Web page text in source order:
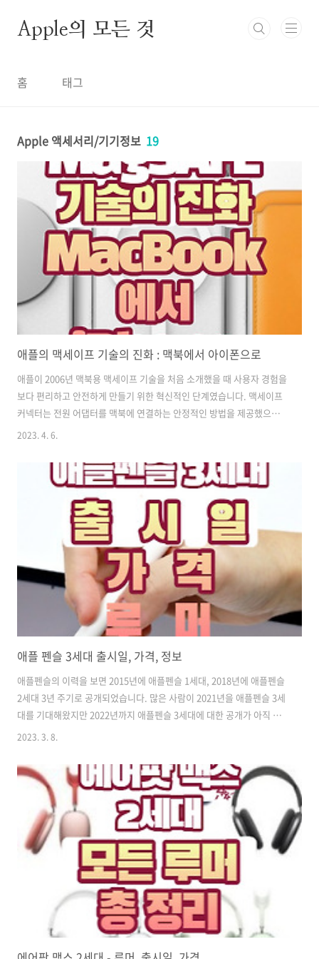
Apple의 모든 것
홈 태그
Apple 액세서리/기기정보 19
애플의 맥세이프 기술의 진화 : 맥북에서 아이폰으로
애플이 2006년 맥북용 맥세이프 기술을 처음 소개했을 때 사용자 경험을
보다 편리하고 안전하게 만들기 위한 혁신적인 단계였습니다. 맥세이프
커넥터는 전원 어댑터를 맥북에 연결하는 안정적인 방법을 제공했으며
코드에 걸려 넘어져 기기가 손상될 위험이 없습니다. 수년 동안 애플은
은 다른 제품까지 확장했습니다. 오늘은 맥북에서 아이폰에 이르기까지
애플의 맥세이프 기술의 진화를 살펴보겠습니다. MacBook용
MagSafe 맥세이프의 첫 번째 버전은 MacBook Pro와 함께 2006년에
소개되었습니다. 맥북에 부착된 마그네틱 전원 커넥터로 장치를 안정적
으로 충전할 수 있게 되었습니다. 커넥터는 실수로 코드에 걸려 넘어진
경우 맥북에서 분리되..
2023. 4. 6.
애플 펜슬 3세대 출시일, 가격, 정보
애플펜슬의 이력을 보면 2015년에 애플펜슬 1세대, 2018년에 애플펜슬
2세대 3년 주기로 공개되었습니다. 많은 사람이 2021년을 애플펜슬 3세
대를 기대해왔지만 2022년까지 애플펜슬 3세대에 대한 공개가 아직 안
되었습니다. 그러면 지금까지 나온 애플 펜슬 3세대의 출시일과 루머 및
선점 1. 상당히 미끄럽습니다. 힘을 줘서 잡아야 하고 너무 쉽게 미끄러
워서 더 많은 힘이 들어갑니다. 2. 펜촉도 미끄럽습니다. 스케치를할 때
는 이 미끄러움이 간편할 수 있지만 글을 쓸 때는 미끄러지거나 삐끗해서
예쁜 글씨체를 만들 수 없습니다. 펜촉이 미끄러운 만큼 필기 소음도 제
법 크고 신경이 쓰이는 것은 방법이 없을 정도입니다. 3. 터치 조..
2023. 3. 8.